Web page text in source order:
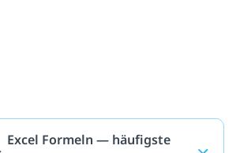
Excel Formeln — häufigste